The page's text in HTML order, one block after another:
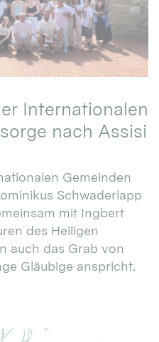
Internationalen
nach Assisi
Gemeinden
Schwaderlapp
mit Ingbert
des Heiligen
auch das Grab von
Gläubige anspricht.